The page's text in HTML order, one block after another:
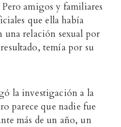
amigos y familiares
que ella había
una relación sexual por
temía por su
la investigación a la
parece que nadie fue
más de un año, un